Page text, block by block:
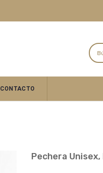
CONTACTO
Pechera